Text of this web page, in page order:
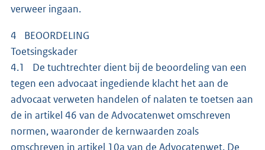
verweer ingaan.
4 BEOORDELING
Toetsingskader
4.1 De tuchtrechter dient bij de beoordeling van een
tegen een advocaat ingediende klacht het aan de
advocaat verweten handelen of nalaten te toetsen aan
de in artikel 46 van de Advocatenwet omschreven
normen, waaronder de kernwaarden zoals
omschreven in artikel 10a van de Advocatenwet. De